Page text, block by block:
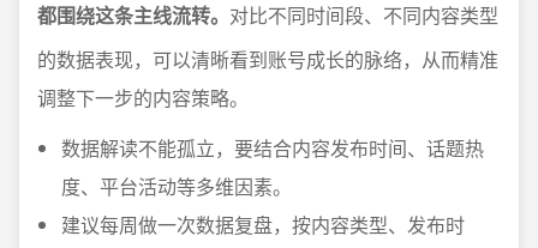
都围绕这条主线流转。 对比不同时间段、不同内容类型
的数据表现，可以清晰看到账号成长的脉络，从而精准
调整下一步的内容策略。
数据解读不能孤立，要结合内容发布时间、话题热
度、平台活动等多维因素。
建议每周做一次数据复盘，按内容类型、发布时